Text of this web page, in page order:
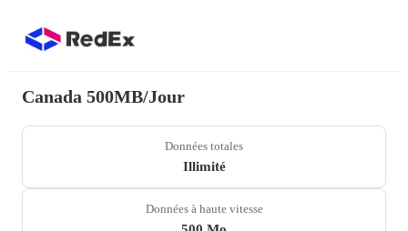
Canada 500MB/Jour
Données totales
Illimité
Données à haute vitesse